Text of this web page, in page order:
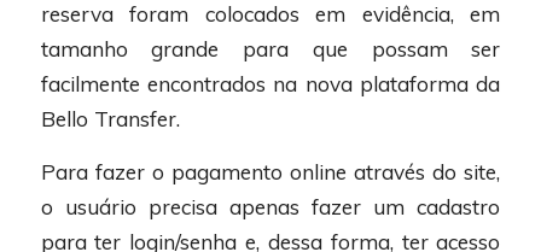
reserva foram colocados em evidência, em
tamanho grande para que possam ser
facilmente encontrados na nova plataforma da
Bello Transfer.
Para fazer o pagamento online através do site,
o usuário precisa apenas fazer um cadastro
para ter login/senha e, dessa forma, ter acesso